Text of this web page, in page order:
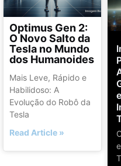
Optimus Gen 2:
O Novo Salto da
Tesla no Mundo
dos Humanoides
Mais Leve, Rápido e
Habilidoso: A
Evolução do Robô da
Tesla
Read Article »